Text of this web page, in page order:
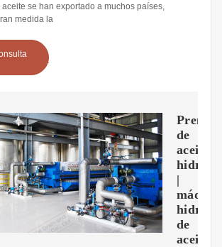
se han exportado a muchos países,
medida la
Prensa
de
aceite
|
de
aceite